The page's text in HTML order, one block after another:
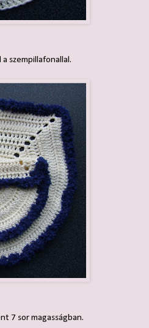
szempillafonallal.
7 sor magasságban.